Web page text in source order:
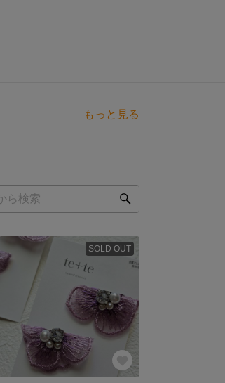
もっと見る
SOLD OUT